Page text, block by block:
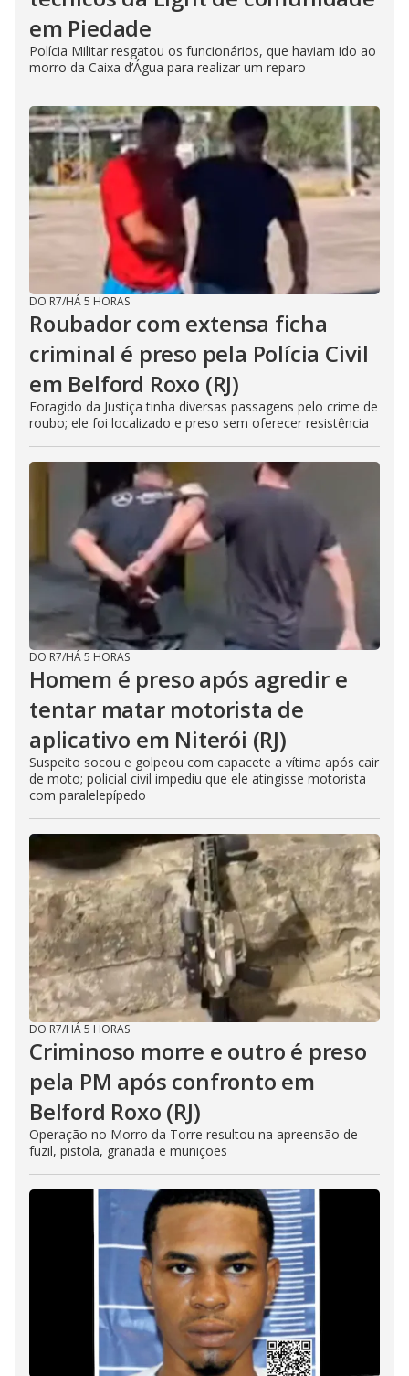
em Piedade
Polícia Militar resgatou os funcionários, que haviam ido ao
morro da Caixa d’Água para realizar um reparo
DO R7/HÁ 5 HORAS
Roubador com extensa ficha
criminal é preso pela Polícia Civil
em Belford Roxo (RJ)
Foragido da Justiça tinha diversas passagens pelo crime de
roubo; ele foi localizado e preso sem oferecer resistência
DO R7/HÁ 5 HORAS
Homem é preso após agredir e
tentar matar motorista de
aplicativo em Niterói (RJ)
Suspeito socou e golpeou com capacete a vítima após cair
de moto; policial civil impediu que ele atingisse motorista
com paralelepípedo
DO R7/HÁ 5 HORAS
Criminoso morre e outro é preso
pela PM após confronto em
Belford Roxo (RJ)
Operação no Morro da Torre resultou na apreensão de
fuzil, pistola, granada e munições